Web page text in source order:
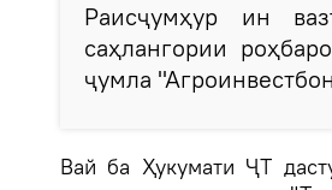
Раисҷумҳур ин
саҳлангории
ҷумла
Вай ба Ҳукумати ҶТ